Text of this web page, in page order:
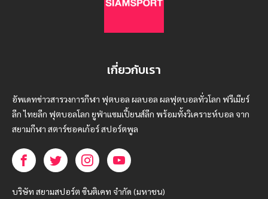
เกี่ยวกับเรา
อัพเดทข่าวสารวงการกีฬา ฟุตบอล ผลบอล ผลฟุตบอลทั่วโลก ฟรีเมียร์
ลีก ไทยลีก ฟุตบอลโลก ยูฟ่าแซมเปี้ยนส์ลีก พร้อมทั้งวิเคราะห์บอล จาก
สยามกีฬา สตาร์ชอคเก้อร์ สปอร์ตพูล
บริษัท สยามสปอร์ต ซินติเคท จำกัด (มหาชน)